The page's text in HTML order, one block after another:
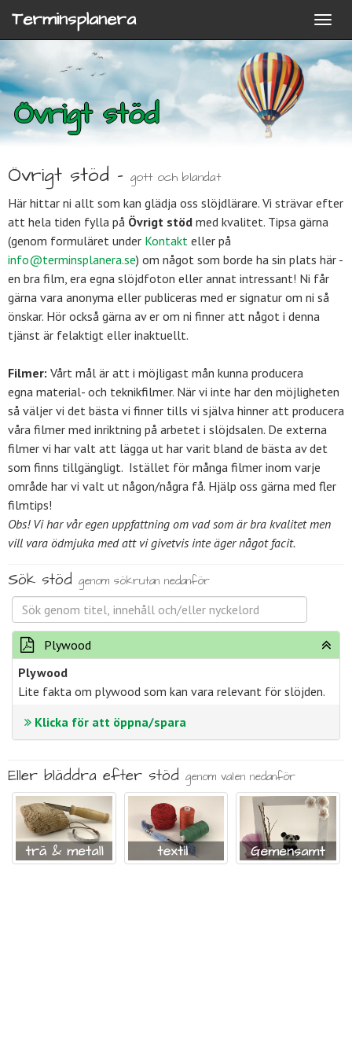
Terminsplanera
Övrigt stöd
Övrigt stöd - gott och blandat
Här hittar ni allt som kan glädja oss slöjdlärare. Vi strävar efter
att hela tiden fylla på Övrigt stöd med kvalitet. Tipsa gärna
(genom formuläret under Kontakt eller på
info@terminsplanera.se) om något som borde ha sin plats här -
en bra film, era egna slöjdfoton eller annat intressant! Ni får
gärna vara anonyma eller publiceras med er signatur om ni så
önskar. Hör också gärna av er om ni finner att något i denna
tjänst är felaktigt eller inaktuellt.
Filmer: Vårt mål är att i möjligast mån kunna producera
egna material- och teknikfilmer. När vi inte har den möjligheten
så väljer vi det bästa vi finner tills vi själva hinner att producera
våra filmer med inriktning på arbetet i slöjdsalen. De externa
filmer vi har valt att lägga ut har varit bland de bästa av det
som finns tillgängligt. Istället för många filmer inom varje
område har vi valt ut någon/några få. Hjälp oss gärna med fler
filmtips!
Obs! Vi har vår egen uppfattning om vad som är bra kvalitet men
vill vara ödmjuka med att vi givetvis inte äger något facit.
Sök stöd genom sökrutan nedanför
Plywood
Plywood
Lite fakta om plywood som kan vara relevant för slöjden.
Klicka för att öppna/spara
Eller bläddra efter stöd genom valen nedanför